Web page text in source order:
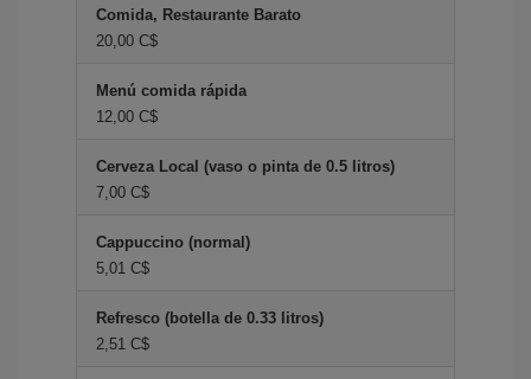
Comida, Restaurante Barato
20,00 C$
Menú comida rápida
12,00 C$
Cerveza Local (vaso o pinta de 0.5 litros)
7,00 C$
Cappuccino (normal)
5,01 C$
Refresco (botella de 0.33 litros)
2,51 C$